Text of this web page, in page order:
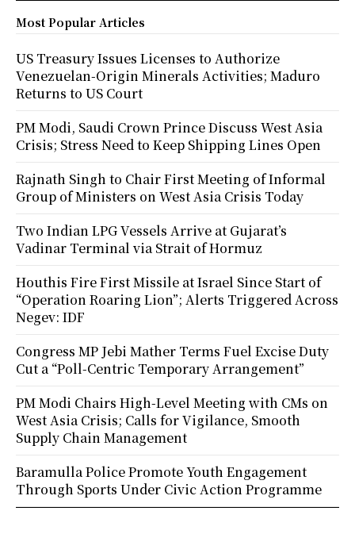
Most Popular Articles
US Treasury Issues Licenses to Authorize
Venezuelan-Origin Minerals Activities; Maduro
Returns to US Court
PM Modi, Saudi Crown Prince Discuss West Asia
Crisis; Stress Need to Keep Shipping Lines Open
Rajnath Singh to Chair First Meeting of Informal
Group of Ministers on West Asia Crisis Today
Two Indian LPG Vessels Arrive at Gujarat’s
Vadinar Terminal via Strait of Hormuz
Houthis Fire First Missile at Israel Since Start of
“Operation Roaring Lion”; Alerts Triggered Across
Negev: IDF
Congress MP Jebi Mather Terms Fuel Excise Duty
Cut a “Poll-Centric Temporary Arrangement”
PM Modi Chairs High-Level Meeting with CMs on
West Asia Crisis; Calls for Vigilance, Smooth
Supply Chain Management
Baramulla Police Promote Youth Engagement
Through Sports Under Civic Action Programme